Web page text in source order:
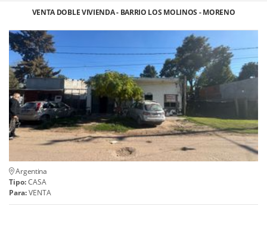
VENTA DOBLE VIVIENDA - BARRIO LOS MOLINOS - MORENO
Argentina
Tipo:CASA
Para:VENTA